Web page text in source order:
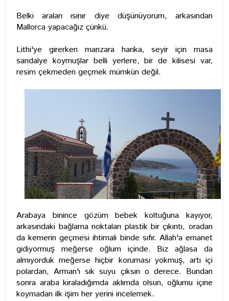
Belki araları ısınır diye düşünüyorum, arkasından
Mallorca yapacağız çünkü.
Lithi'ye girerken manzara harika, seyir için masa
sandalye koymuşlar belli yerlere, bir de kilisesi var,
resim çekmeden geçmek mümkün değil.
Arabaya binince gözüm bebek koltuğuna kayıyor,
arkasındaki bağlama noktaları plastik bir çıkıntı, oradan
da kemerin geçmesi ihtimali binde sıfır. Allah'a emanet
gidiyormuş meğerse oğlum içinde. Biz ağlasa da
almıyorduk meğerse hiçbir koruması yokmuş, artı içi
polardan, Arman'ı sık suyu çıksın o derece. Bundan
sonra araba kiraladığımda aklımda olsun, oğlumu içine
koymadan ilk işim her yerini incelemek.